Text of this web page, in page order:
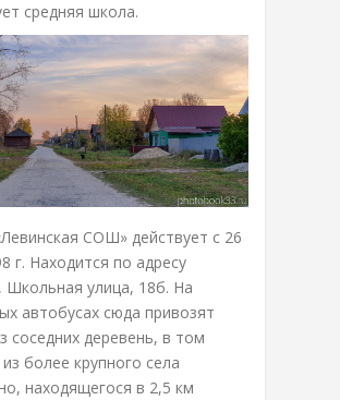
средняя школа.
СОШ» действует с 26
г. Находится по адресу
Школьная улица, 18б. На
автобусах сюда привозят
соседних деревень, в том
более крупного села
находящегося в 2,5 км